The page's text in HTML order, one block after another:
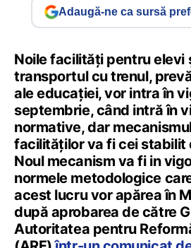
Adaugă-ne ca sursă
Noile facilități pentru elevi
transportul cu trenul,
ale educației, vor intra în
septembrie, când intră în
normative, dar
facilităților va fi cei stabilit
Noul mecanism va fi in
normele metodologice
acest lucru vor apărea în
după aprobarea de către
Autoritatea pentru